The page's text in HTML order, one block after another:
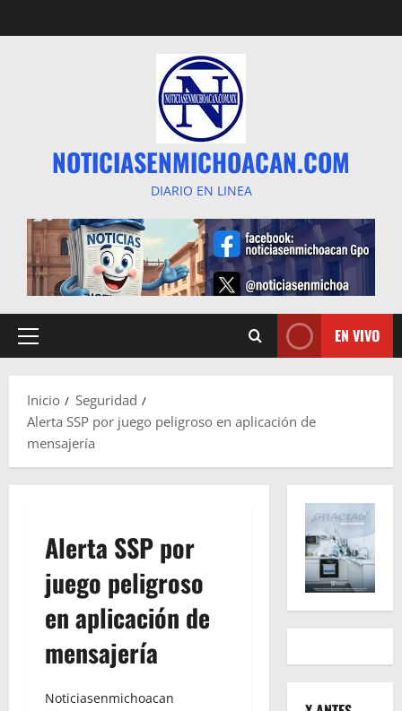
al
NOTICIASENMICHOACAN.COM
DIARIO EN LINEA
Menú
EN VIVO
Inicio
Seguridad
Alerta SSP por juego peligroso en aplicación de
mensajería
Alerta SSP por
juego peligroso
en aplicación de
mensajería
Noticiasenmichoacan